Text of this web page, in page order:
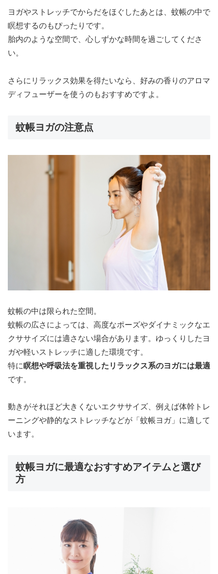
ヨガやストレッチでからだをほぐしたあとは、蚊帳の中で
瞑想するのもぴったりです。
胎内のような空間で、心しずかな時間を過ごしてくださ
い。
さらにリラックス効果を得たいなら、好みの香りのアロマ
ディフューザーを使うのもおすすめですよ。
蚊帳ヨガの注意点
蚊帳の中は限られた空間。
蚊帳の広さによっては、高度なポーズやダイナミックなエ
クササイズには適さない場合があります。ゆっくりしたヨ
ガや軽いストレッチに適した環境です。
特に瞑想や呼吸法を重視したリラックス系のヨガには最適
です。
動きがそれほど大きくないエクササイズ、例えば体幹トレ
ーニングや静的なストレッチなどが「蚊帳ヨガ」に適して
います。
蚊帳ヨガに最適なおすすめアイテムと選び
方